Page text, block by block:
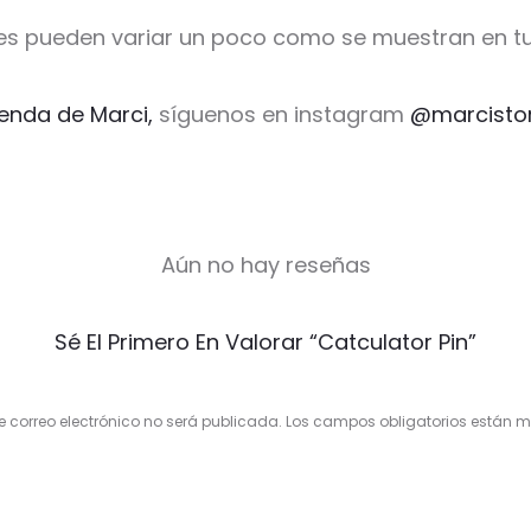
pueden variar un poco como se muestran en
de Marci, síguenos en instagram
Aún no hay reseñas
Sé El Primero En Valorar “Catculator Pin”
correo electrónico no será publicada. Los campos obligatorios están